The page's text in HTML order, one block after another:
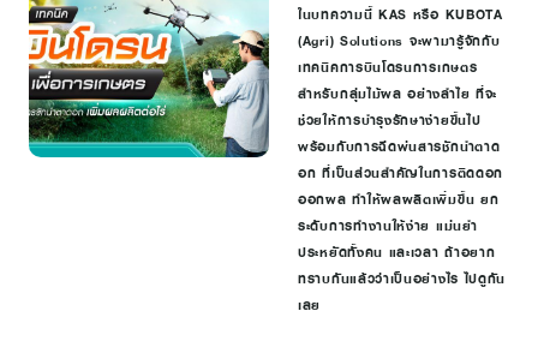
การเกษตร พ่นสารชักนำ
ตาดอก เพิ่มผลผลิตต่อไร่
ในบทความนี้ KAS หรือ KUBOTA
(Agri) Solutions จะพามารู้จักกับ
เทคนิคการบินโดรนการเกษตร
สำหรับกลุ่มไม้ผล อย่างลำไย ที่จะ
ช่วยให้การบำรุงรักษาง่ายขึ้นไป
พร้อมกับการฉีดพ่นสารชักนำตาด
อก ที่เป็นส่วนสำคัญในการติดดอก
ออกผล ทำให้ผลผลิตเพิ่มขึ้น ยก
ระดับการทำงานให้ง่าย แม่นยำ
ประหยัดทั้งคน และเวลา ถ้าอยาก
ทราบกันแล้วว่าเป็นอย่างไร ไปดูกัน
เลย